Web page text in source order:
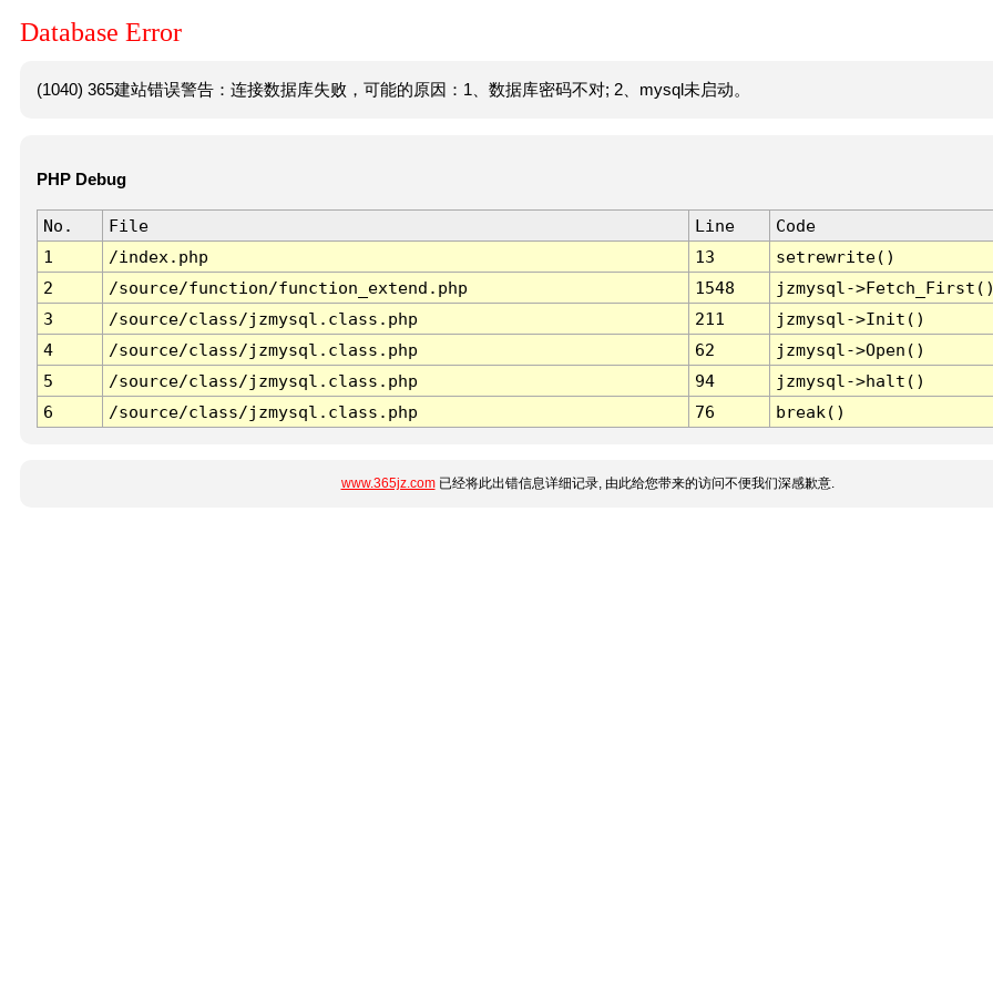
Database Error
(1040) 365建站错误警告：连接数据库失败，可能的原因：1、数据库密码不对; 2、mysql未启动。
PHP Debug
No. File Line
Code
1
/index.php 13
setrewrite()
2
/source/function/function_extend.php 1548
jzmysql-
3
/source/class/jzmysql.class.php 211
jzmysql->Init()
4
/source/class/jzmysql.class.php 62
jzmysql->Open()
5
/source/class/jzmysql.class.php 94
jzmysql->halt()
6
/source/class/jzmysql.class.php 76 break()
www.365jz.com已经将此出错信息详细记录, 由此给您带来的访问不便我们深感歉意.